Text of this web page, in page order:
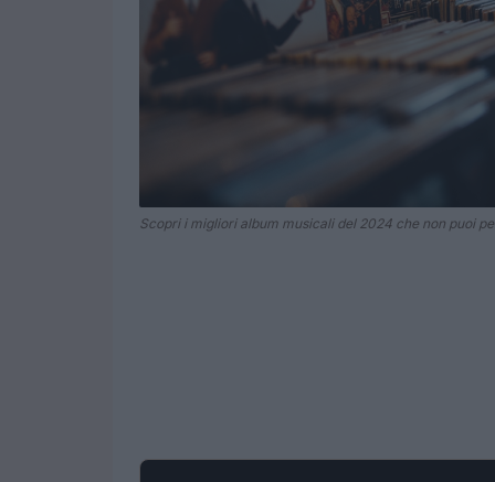
Scopri i migliori album musicali del 2024 che non puoi